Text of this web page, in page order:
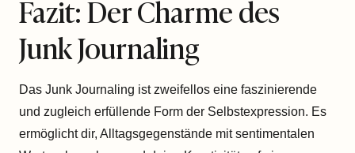
Fazit: Der Charme des
Junk Journaling
Das Junk Journaling ist zweifellos eine faszinierende
und zugleich erfüllende Form der Selbstexpression. Es
ermöglicht dir, Alltagsgegenstände mit sentimentalen